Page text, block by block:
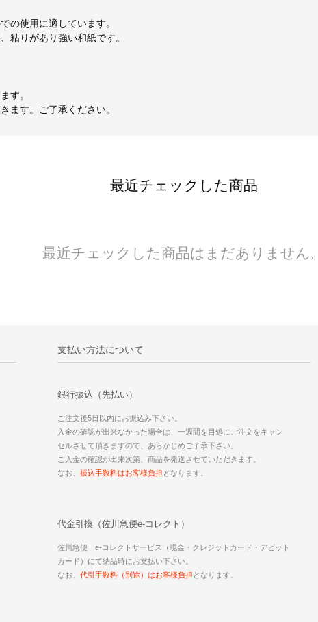
の使用に適しています。
粘りがあり強い和紙です。
す。
ます。ご了承ください。
最近チェックした商品
最近チェックした商品はまだありません。
支払い方法について
銀行振込（先払い）
ご注文後5日以内にお振込み下さい。
入金の確認が出来なかった場合は、一週間を目処にご注文をキャン
セルさせて頂きますので、あらかじめご了承下さい。
ご入金の確認が出来次第、商品を発送させていただきます。
なお、 振込手数料はお客様負担 となります。
代金引換（佐川急便e-コレクト）
佐川急便 e-コレクトサービス（現金・クレジットカード・デビット
カード）にて納品時にお支払い下さい。
なお、 代引手数料（別途）はお客様負担 となります。